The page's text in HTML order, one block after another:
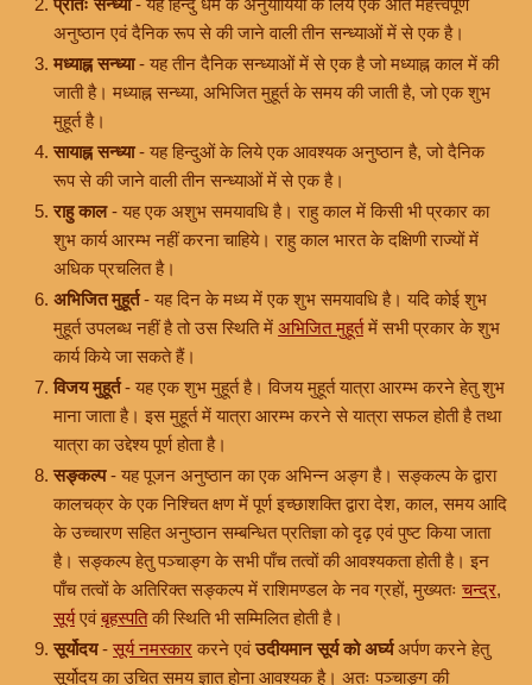
प्रातः सन्ध्या- यह हिन्दु धर्म के अनुयायियों के लिये एक अति महत्त्वपूर्ण
अनुष्ठान एवं दैनिक रूप से की जाने वाली तीन सन्ध्याओं में से एक है।
मध्याह्न सन्ध्या- यह तीन दैनिक सन्ध्याओं में से एक है जो मध्याह्न काल में की
जाती है। मध्याह्न सन्ध्या, अभिजित मुहूर्त के समय की जाती है, जो एक शुभ
मुहूर्त है।
सायाह्न सन्ध्या- यह हिन्दुओं के लिये एक आवश्यक अनुष्ठान है, जो दैनिक
रूप से की जाने वाली तीन सन्ध्याओं में से एक है।
राहु काल- यह एक अशुभ समयावधि है। राहु काल में किसी भी प्रकार का
शुभ कार्य आरम्भ नहीं करना चाहिये। राहु काल भारत के दक्षिणी राज्यों में
अधिक प्रचलित है।
अभिजित मुहूर्त- यह दिन के मध्य में एक शुभ समयावधि है। यदि कोई शुभ
मुहूर्त उपलब्ध नहीं है तो उस स्थिति में अभिजित मुहूर्तमें सभी प्रकार के शुभ
कार्य किये जा सकते हैं।
विजय मुहूर्त- यह एक शुभ मुहूर्त है। विजय मुहूर्त यात्रा आरम्भ करने हेतु शुभ
माना जाता है। इस मुहूर्त में यात्रा आरम्भ करने से यात्रा सफल होती है तथा
यात्रा का उद्देश्य पूर्ण होता है।
सङ्कल्प- यह पूजन अनुष्ठान का एक अभिन्न अङ्ग है। सङ्कल्प के द्वारा
कालचक्र के एक निश्चित क्षण में पूर्ण इच्छाशक्ति द्वारा देश, काल, समय आदि
के उच्चारण सहित अनुष्ठान सम्बन्धित प्रतिज्ञा को दृढ़ एवं पुष्ट किया जाता
है। सङ्कल्प हेतु पञ्चाङ्ग के सभी पाँच तत्वों की आवश्यकता होती है। इन
पाँच तत्वों के अतिरिक्त सङ्कल्प में राशिमण्डल के नव ग्रहों, मुख्यतःचन्द्र,
सूर्यएवंबृहस्पतिकी स्थिति भी सम्मिलित होती है।
सूर्योदय-सूर्य नमस्कार करने एवंउदीयमान सूर्य को अर्घ्यअर्पण करने हेतु
सूर्योदय का उचित समय ज्ञात होना आवश्यक है। अतः पञ्चाङ्ग की